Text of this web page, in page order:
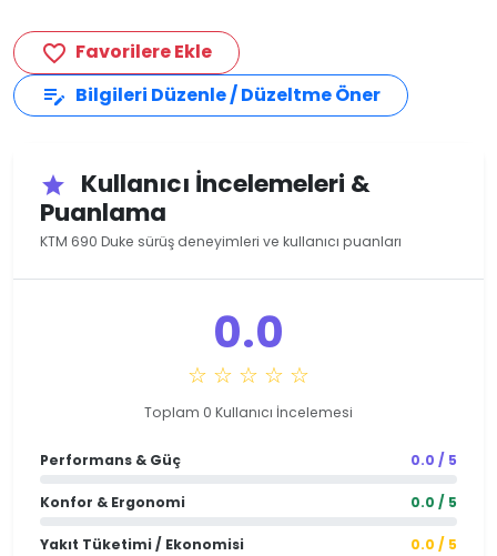
favorite_border Favorilere Ekle
edit_note Bilgileri Düzenle / Düzeltme Öner
star
Kullanıcı İncelemeleri &
Puanlama
KTM 690 Duke sürüş deneyimleri ve kullanıcı puanları
0.0
☆ ☆ ☆ ☆ ☆
Toplam 0 Kullanıcı İncelemesi
Performans & Güç 0.0 / 5
Konfor & Ergonomi 0.0 / 5
Yakıt Tüketimi / Ekonomisi 0.0 / 5